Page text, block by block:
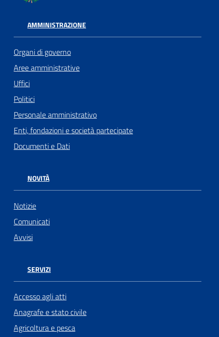
AMMINISTRAZIONE
Organi di governo
Aree amministrative
Uffici
Politici
Personale amministrativo
Enti, fondazioni e società partecipate
Documenti e Dati
NOVITÀ
Notizie
Comunicati
Avvisi
SERVIZI
Accesso agli atti
Anagrafe e stato civile
Agricoltura e pesca